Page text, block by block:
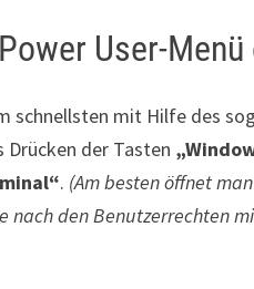
User-
schnellsten mit Hilfe des
der Tasten
. (Am besten öffnet
den Benutzerrechten